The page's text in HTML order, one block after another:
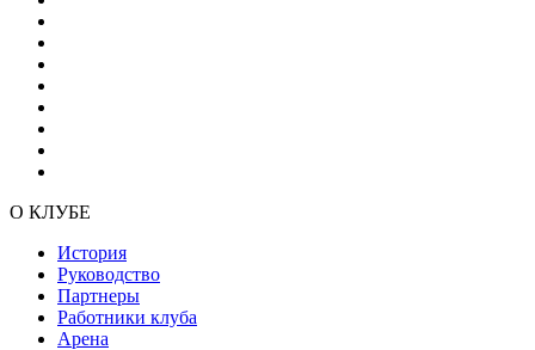
О КЛУБЕ
История
Руководство
Партнеры
Работники клуба
Арена